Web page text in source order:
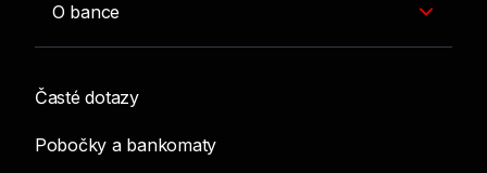
O bance
Časté dotazy
Pobočky a bankomaty